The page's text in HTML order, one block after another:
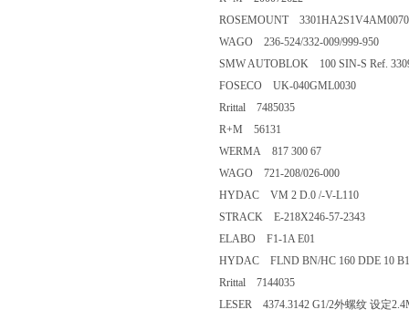
ROSEMOUNT
WAGO 236-524/332-009/999-950
SMW AUTOBLOK 100 SIN-S Ref.
FOSECO UK-040GML0030
Rrittal 7485035
R+M 56131
WERMA 817 300 67
WAGO 721-208/026-000
HYDAC VM 2 D.0 /-V-L110
STRACK E-218X246-57-2343
ELABO F1-1A E01
HYDAC FLND BN/HC 160 DDE 10
Rrittal 7144035
LESER 4374.3142 G1/2外螺纹 设定